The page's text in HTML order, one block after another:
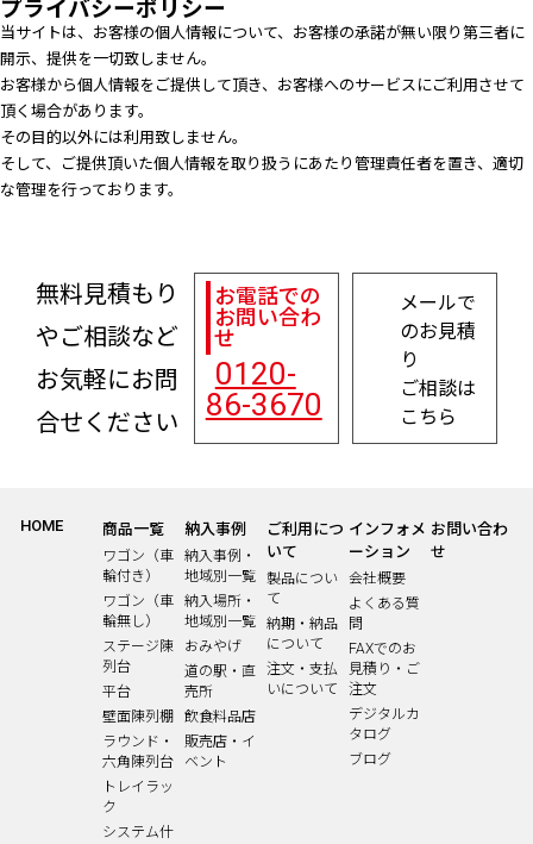
プライバシーポリシー
当サイトは、お客様の個人情報について、お客様の承諾が無い限り第三者に
開示、提供を一切致しません。
お客様から個人情報をご提供して頂き、お客様へのサービスにご利用させて
頂く場合があります。
その目的以外には利用致しません。
そして、ご提供頂いた個人情報を取り扱うにあたり管理責任者を置き、適切
な管理を行っております。
無料見積もり
やご相談など
お気軽にお問
合せください
お電話での
お問い合わ
せ
0120-
86-3670
メールで
のお見積
り
ご相談は
こちら
HOME 商品一覧
ワゴン（車
輪付き）
ワゴン（車
輪無し）
ステージ陳
列台
平台
壁面陳列棚
ラウンド・
六角陳列台
トレイラッ
ク
システム什
納入事例
納入事例・
地域別一覧
納入場所・
地域別一覧
おみやげ
道の駅・直
売所
飲食料品店
販売店・イ
ベント
ご利用につ
いて
製品につい
て
納期・納品
について
注文・支払
いについて
インフォメ
ーション
会社概要
よくある質
問
FAXでのお
見積り・ご
注文
デジタルカ
タログ
ブログ
お問い合わ
せ